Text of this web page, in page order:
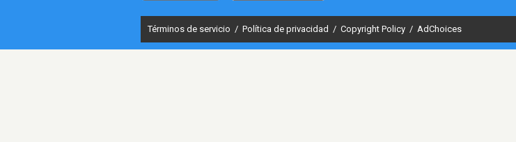
Términos de servicio / Política de privacidad / Copyright Policy / AdChoices